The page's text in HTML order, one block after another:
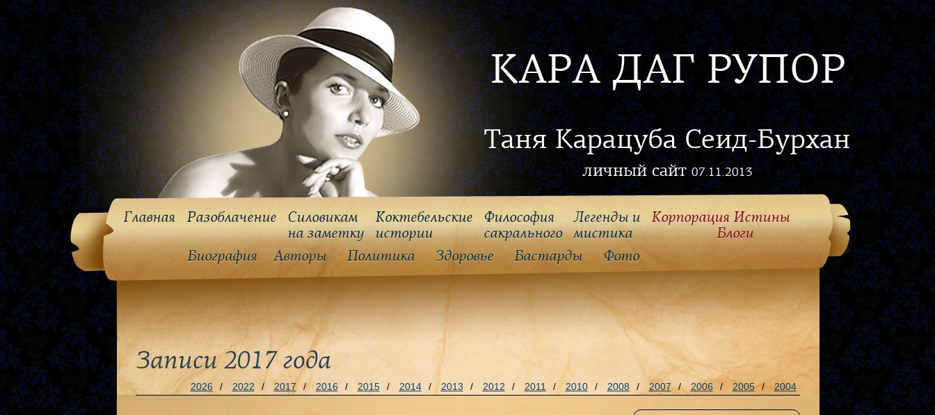
КАРА ДАГ РУПОР
Таня Карацуба Сеид-Бурхан
личный сайт07.11.2013
Главная Разоблачение
Силовикам
на заметку
Коктебельские
истории
Философия
cакрального
Легенды и
мистика
Корпорация Истины
Блоги
Биография
Авторы Политика Здоровье Бастарды Фото
Записи 2017 года
2026 / 2022 / 2017 / 2016 / 2015 / 2014 / 2013 / 2012 / 2011 / 2010 / 2008 / 2007 / 2006 / 2005 / 2004